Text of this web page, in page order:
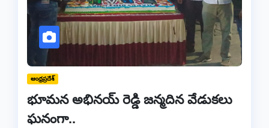
ఆంధ్రప్రదేశ్
భూమన అభినయ్ రెడ్డి జన్మదిన వేడుకలు
ఘనంగా..